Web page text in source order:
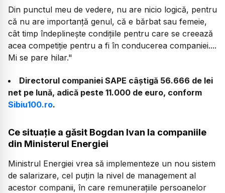
Din punctul meu de vedere, nu are nicio logică, pentru
că nu are importanță genul, că e bărbat sau femeie,
cât timp îndeplinește condițiile pentru care se creează
acea competiție pentru a fi în conducerea companiei....
Mi se pare hilar."
Directorul companiei SAPE câștigă 56.666 de lei
net pe lună, adică peste 11.000 de euro, conform
Sibiu100.ro.
Ce situație a găsit Bogdan Ivan la companiile
din Ministerul Energiei
Ministrul Energiei vrea să implementeze un nou sistem
de salarizare, cel puțin la nivel de management al
acestor companii, în care remunerațiile persoanelor